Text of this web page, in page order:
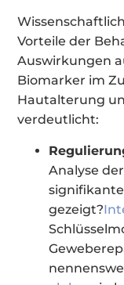
Vorteile der
Auswirkungen
Biomarker im
Hautalterung
verdeutlicht:
Analyse
gezeigt?